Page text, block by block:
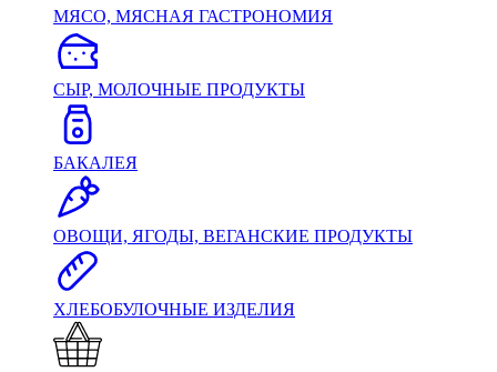
МЯСО, МЯСНАЯ ГАСТРОНОМИЯ
СЫР, МОЛОЧНЫЕ ПРОДУКТЫ
БАКАЛЕЯ
ОВОЩИ, ЯГОДЫ, ВЕГАНСКИЕ ПРОДУКТЫ
ХЛЕБОБУЛОЧНЫЕ ИЗДЕЛИЯ